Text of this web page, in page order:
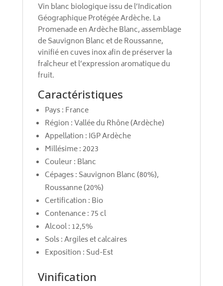
Vin blanc biologique issu de l’Indication
Géographique Protégée Ardèche. La
Promenade en Ardèche Blanc, assemblage
de Sauvignon Blanc et de Roussanne,
vinifié en cuves inox afin de préserver la
fraîcheur et l’expression aromatique du
fruit.
Caractéristiques
Pays : France
Région : Vallée du Rhône (Ardèche)
Appellation : IGP Ardèche
Millésime : 2023
Couleur : Blanc
Cépages : Sauvignon Blanc (80%),
Roussanne (20%)
Certification : Bio
Contenance : 75 cl
Alcool : 12,5%
Sols : Argiles et calcaires
Exposition : Sud-Est
Vinification